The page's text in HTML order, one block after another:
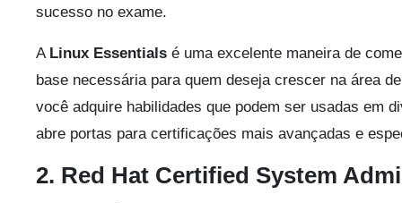
sucesso no exame.
A Linux Essentials é uma excelente maneira de
base necessária para quem deseja crescer na área
você adquire habilidades que podem ser usadas em
abre portas para certificações mais avançadas e
2. Red Hat Certified System